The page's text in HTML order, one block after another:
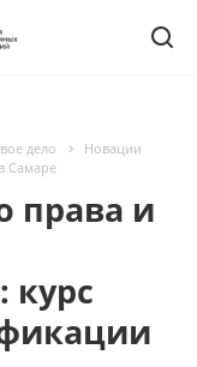
дело
Новации
Самаре
права и
курс